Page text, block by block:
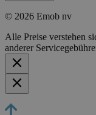
© 2026 Emob nv
Alle Preise verstehen
anderer